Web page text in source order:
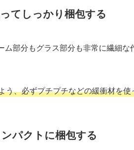
てしっかり梱包する
ム部分もグラス部分も非常に繊細
う、必ずプチプチなどの緩衝材を
パクトに梱包する